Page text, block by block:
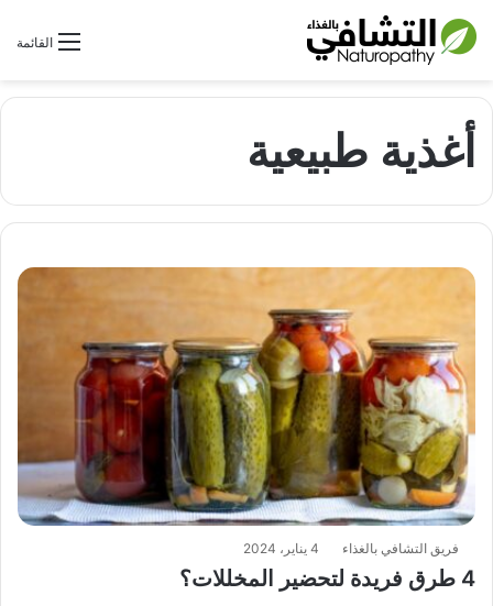
القائمةبحث عن
أغذية طبيعية
فريق التشافي بالغذاء 4 يناير، 2024
4 طرق فريدة لتحضير المخللات؟